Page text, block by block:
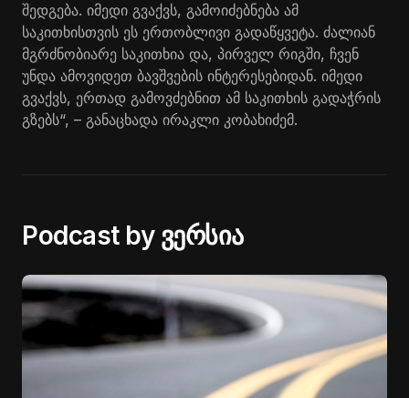
შედგება. იმედი გვაქვს, გამოიძებნება ამ
საკითხისთვის ეს ერთობლივი გადაწყვეტა. ძალიან
მგრძნობიარე საკითხია და, პირველ რიგში, ჩვენ
უნდა ამოვიდეთ ბავშვების ინტერესებიდან. იმედი
გვაქვს, ერთად გამოვძებნით ამ საკითხის გადაჭრის
გზებს“, – განაცხადა ირაკლი კობახიძემ.
Podcast by ვერსია